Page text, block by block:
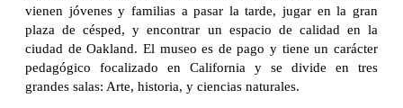
vienen jóvenes y familias a pasar la tarde, jugar en la gran
plaza de césped, y encontrar un espacio de calidad en la
ciudad de Oakland. El museo es de pago y tiene un carácter
pedagógico focalizado en California y se divide en tres
grandes salas: Arte, historia, y ciencias naturales.